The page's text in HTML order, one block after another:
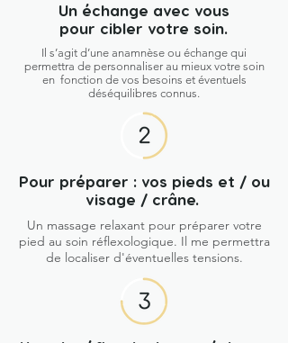
Un échange avec vous
pour cibler votre soin.
Il s’agit d’une anamnèse ou échange qui
permettra de personnaliser au mieux votre soin
en fonction de vos besoins et éventuels
déséquilibres connus.
Pour préparer : vos pieds et / ou
visage / crâne.
Un massage relaxant pour préparer votre
pied au soin réflexologique. Il me permettra
de localiser d'éventuelles tensions.